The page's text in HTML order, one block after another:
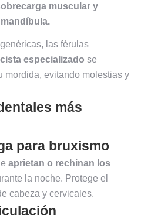
muscular y
las férulas
especializado se
mordida, evitando molestias y
más
para bruxismo
aprietan o rechinan los
la noche. Protege el
cabeza y cervicales.